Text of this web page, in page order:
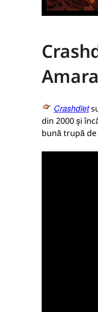
Crashdïet
din 2000 și
bună trupă